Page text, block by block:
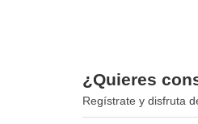
¿Quieres
Regístrate y disfruta